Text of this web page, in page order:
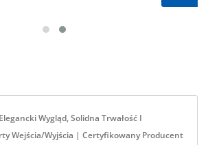
Wygląd, Solidna Trwałość I
Wejścia/wyjścia | Certyfikowany Producent